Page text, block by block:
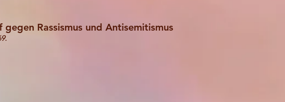
Rassismus und Antisemitismus
.